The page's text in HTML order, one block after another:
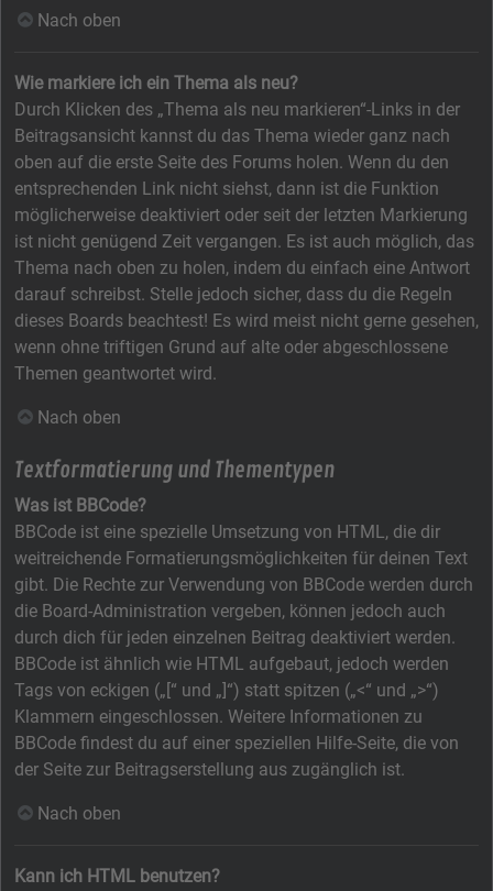
Nach oben
Wie markiere ich ein Thema als neu?
Durch Klicken des „Thema als neu markieren“-Links in der
Beitragsansicht kannst du das Thema wieder ganz nach
oben auf die erste Seite des Forums holen. Wenn du den
entsprechenden Link nicht siehst, dann ist die Funktion
möglicherweise deaktiviert oder seit der letzten Markierung
ist nicht genügend Zeit vergangen. Es ist auch möglich, das
Thema nach oben zu holen, indem du einfach eine Antwort
darauf schreibst. Stelle jedoch sicher, dass du die Regeln
dieses Boards beachtest! Es wird meist nicht gerne gesehen,
wenn ohne triftigen Grund auf alte oder abgeschlossene
Themen geantwortet wird.
Nach oben
Textformatierung und Thementypen
Was ist BBCode?
BBCode ist eine spezielle Umsetzung von HTML, die dir
weitreichende Formatierungsmöglichkeiten für deinen Text
gibt. Die Rechte zur Verwendung von BBCode werden durch
die Board-Administration vergeben, können jedoch auch
durch dich für jeden einzelnen Beitrag deaktiviert werden.
BBCode ist ähnlich wie HTML aufgebaut, jedoch werden
Tags von eckigen („[“ und „]“) statt spitzen („<“ und „>“)
Klammern eingeschlossen. Weitere Informationen zu
BBCode findest du auf einer speziellen Hilfe-Seite, die von
der Seite zur Beitragserstellung aus zugänglich ist.
Nach oben
Kann ich HTML benutzen?